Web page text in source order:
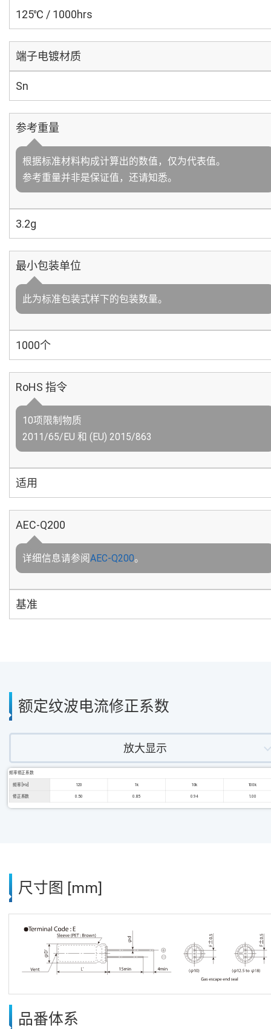
125℃ / 1000hrs
端子电镀材质
Sn
参考重量
根据标准材料构成计算出的数值，仅为代表值。
参考重量并非是保证值，还请知悉。
3.2g
最小包装单位
此为标准包装式样下的包装数量。
1000个
RoHS 指令
10项限制物质
2011/65/EU 和 (EU) 2015/863
适用
AEC-Q200
详细信息请参阅AEC-Q200。
基准
额定纹波电流修正系数
放大显示
频率修正系数
频率 [Hz] 120 1k 10k 100k
修正系数 0.50 0.85 0.94 1.00
尺寸图 [mm]
品番体系